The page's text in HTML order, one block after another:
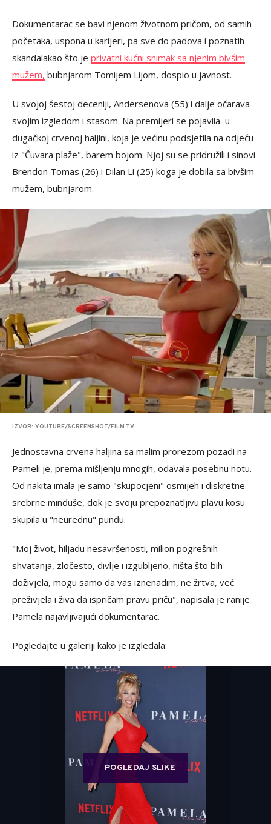
Dokumentarac se bavi njenom životnom pričom, od samih
početaka, uspona u karijeri, pa sve do padova i poznatih
skandalakao što je privatni kućni snimak sa njenim bivšim
mužem, bubnjarom Tomijem Lijom, dospio u javnost.
U svojoj šestoj deceniji, Andersenova (55) i dalje očarava
svojim izgledom i stasom. Na premijeri se pojavila u
dugačkoj crvenoj haljini, koja je većinu podsjetila na odjeću
iz "Čuvara plaže", barem bojom. Njoj su se pridružili i sinovi
Brendon Tomas (26) i Dilan Li (25) koga je dobila sa bivšim
mužem, bubnjarom.
IZVOR: YOUTUBE/SCREENSHOT/FILM.TV
Jednostavna crvena haljina sa malim prorezom pozadi na
Pameli je, prema mišljenju mnogih, odavala posebnu notu.
Od nakita imala je samo "skupocjeni" osmijeh i diskretne
srebrne minđuše, dok je svoju prepoznatljivu plavu kosu
skupila u "neurednu" punđu.
"Moj život, hiljadu nesavršenosti, milion pogrešnih
shvatanja, zločesto, divlje i izgubljeno, ništa što bih
doživjela, mogu samo da vas iznenadim, ne žrtva, već
preživjela i živa da ispričam pravu priču", napisala je ranije
Pamela najavljivajući dokumentarac.
Pogledajte u galeriji kako je izgledala:
POGLEDAJ SLIKE